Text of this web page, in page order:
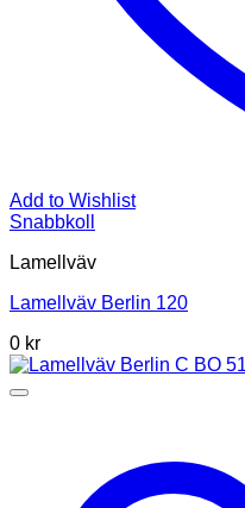
Add to Wishlist
Snabbkoll
Lamellväv
Lamellväv Berlin 120
0 kr